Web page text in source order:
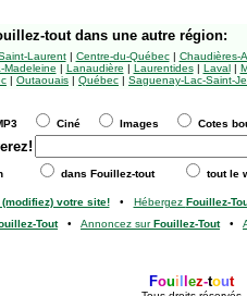
toutdans une autre région:
Laurent| Centre-du-Québec| Chaudières-
Madeleine | Lanaudière | Laurentides| Laval|
| Outaouais | Québec | Saguenay-Lac-Saint-
Ciné Images Cotes
dans Fouillez-tout tout le
(modifiez) votre site!• Hébergez Fouillez-
Tout• Annoncez surFouillez-Tout•
Foui ez-tout